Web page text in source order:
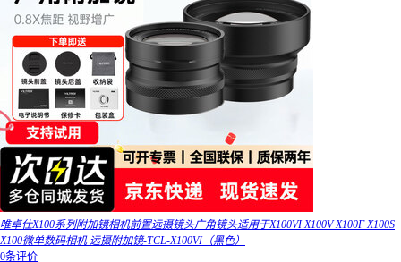
唯卓仕X100系列附加镜相机前置远摄镜头广角镜头适用于X100VI X100V X100F X100S
X100微单数码相机 远摄附加镜-TCL-X100VI（黑色）
0条评价